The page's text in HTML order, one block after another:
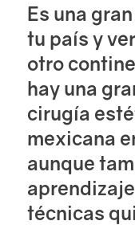
Es una
tu país y
otro
hay una
cirugía
mexicana
aunque
técnicas